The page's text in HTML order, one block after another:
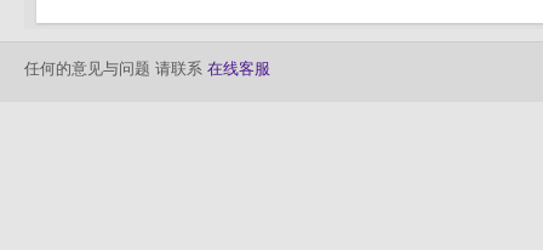
任何的意见与问题 请联系 在线客服